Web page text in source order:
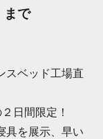
まで
スベッド工場直
日間限定！
具を展示、早い